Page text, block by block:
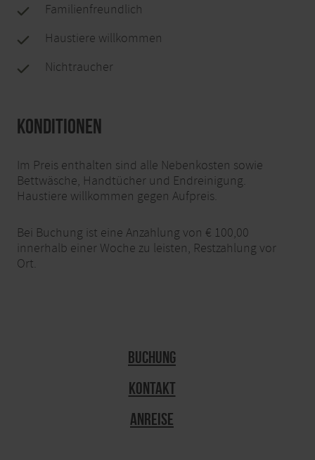
Familienfreundlich
Haustiere willkommen
Nichtraucher
Konditionen
Im Preis enthalten sind alle Nebenkosten sowie
Bettwäsche, Handtücher und Endreinigung.
Haustiere willkommen gegen Aufpreis.
Bei Buchung ist eine Anzahlung von € 100,00
innerhalb einer Woche zu leisten, Restzahlung vor
Ort.
Buchung
Kontakt
Anreise